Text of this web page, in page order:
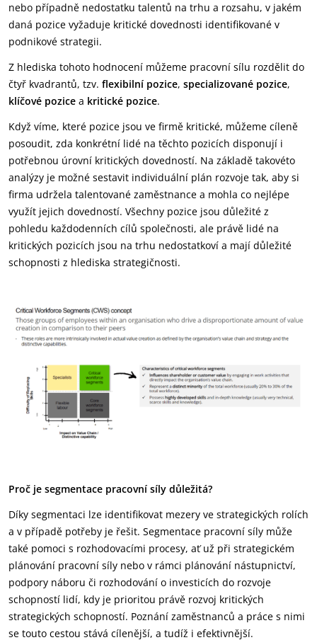
nebo případně nedostatku talentů na trhu a rozsahu, v jakém
daná pozice vyžaduje kritické dovednosti identifikované v
podnikové strategii.
Z hlediska tohoto hodnocení můžeme pracovní sílu rozdělit do
čtyř kvadrantů, tzv. flexibilní pozice, specializované pozice,
klíčové pozice a kritické pozice.
Když víme, které pozice jsou ve firmě kritické, můžeme cíleně
posoudit, zda konkrétní lidé na těchto pozicích disponují i
potřebnou úrovní kritických dovedností. Na základě takovéto
analýzy je možné sestavit individuální plán rozvoje tak, aby si
firma udržela talentované zaměstnance a mohla co nejlépe
využít jejich dovedností. Všechny pozice jsou důležité z
pohledu každodenních cílů společnosti, ale právě lidé na
kritických pozicích jsou na trhu nedostatkoví a mají důležité
schopnosti z hlediska strategičnosti.
Proč je segmentace pracovní síly důležitá?
Díky segmentaci lze identifikovat mezery ve strategických rolích
a v případě potřeby je řešit. Segmentace pracovní síly může
také pomoci s rozhodovacími procesy, ať už při strategickém
plánování pracovní síly nebo v rámci plánování nástupnictví,
podpory náboru či rozhodování o investicích do rozvoje
schopností lidí, kdy je prioritou právě rozvoj kritických
strategických schopností. Poznání zaměstnanců a práce s nimi
se touto cestou stává cílenější, a tudíž i efektivnější.